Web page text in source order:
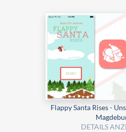
Flappy Santa Rises -
DETAILS